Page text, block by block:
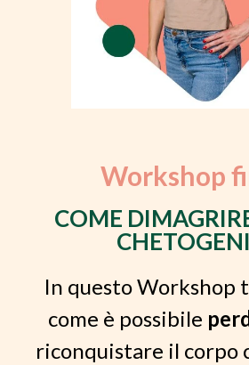
Workshop
COME
In questo Workshop
come è possibile
riconquistare il corpo